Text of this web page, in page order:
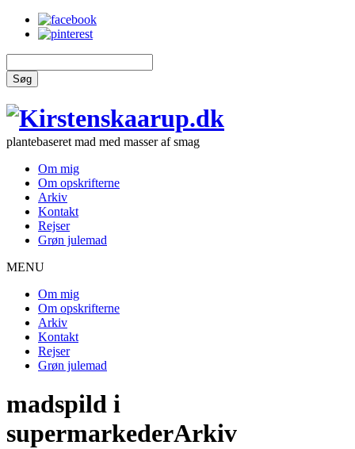
Søg
plantebaseret mad med masser af smag
Om mig
Om opskrifterne
Arkiv
Kontakt
Rejser
Grøn julemad
MENU
Om mig
Om opskrifterne
Arkiv
Kontakt
Rejser
Grøn julemad
madspild i
supermarkederArkiv